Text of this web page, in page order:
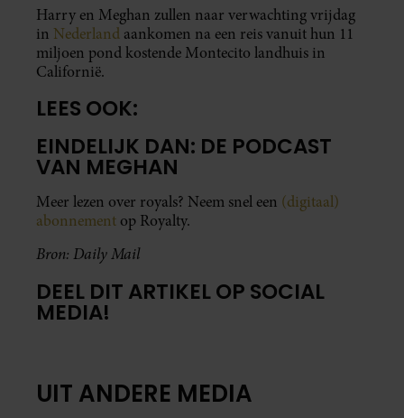
Harry en Meghan zullen naar verwachting vrijdag
in Nederland aankomen na een reis vanuit hun 11
miljoen pond kostende Montecito landhuis in
Californië.
LEES OOK:
EINDELIJK DAN: DE PODCAST
VAN MEGHAN
Meer lezen over royals? Neem snel een (digitaal)
abonnement op Royalty.
Bron: Daily Mail
DEEL DIT ARTIKEL OP SOCIAL
MEDIA!
UIT ANDERE MEDIA